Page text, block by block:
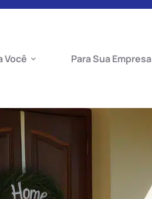
Você Para Sua Empresa